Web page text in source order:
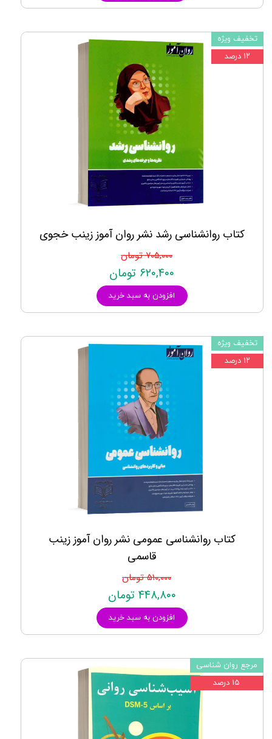
کتاب روانشناسی رشد نشر روان آموز زینب خجوی
۷۰۵,۰۰۰ تومان
۶۲۰,۴۰۰ تومان
افزودن به سبد خرید
تخفیف ویژه
۱۲ درصد
کتاب روانشناسی عمومی نشر روان آموز زینب
قاسمی
۵۱۰,۰۰۰ تومان
۴۴۸,۸۰۰ تومان
افزودن به سبد خرید
تخفیف ویژه
۱۲ درصد
مرجع روان شناسی
۱۵ درصد